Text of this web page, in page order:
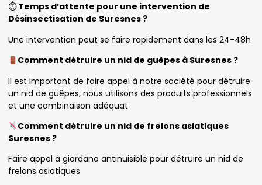
⏱Temps d’attente pour une intervention de
Désinsectisation de Suresnes ?
Une intervention peut se faire rapidement dans les 24-48h
Comment détruire un nid de guêpes à Suresnes ?
Il est important de faire appel à notre société pour détruire
un nid de guêpes, nous utilisons des produits professionnels
et une combinaison adéquat
Comment détruire un nid de frelons asiatiques
Suresnes ?
Faire appel à giordano antinuisible pour détruire un nid de
frelons asiatiques